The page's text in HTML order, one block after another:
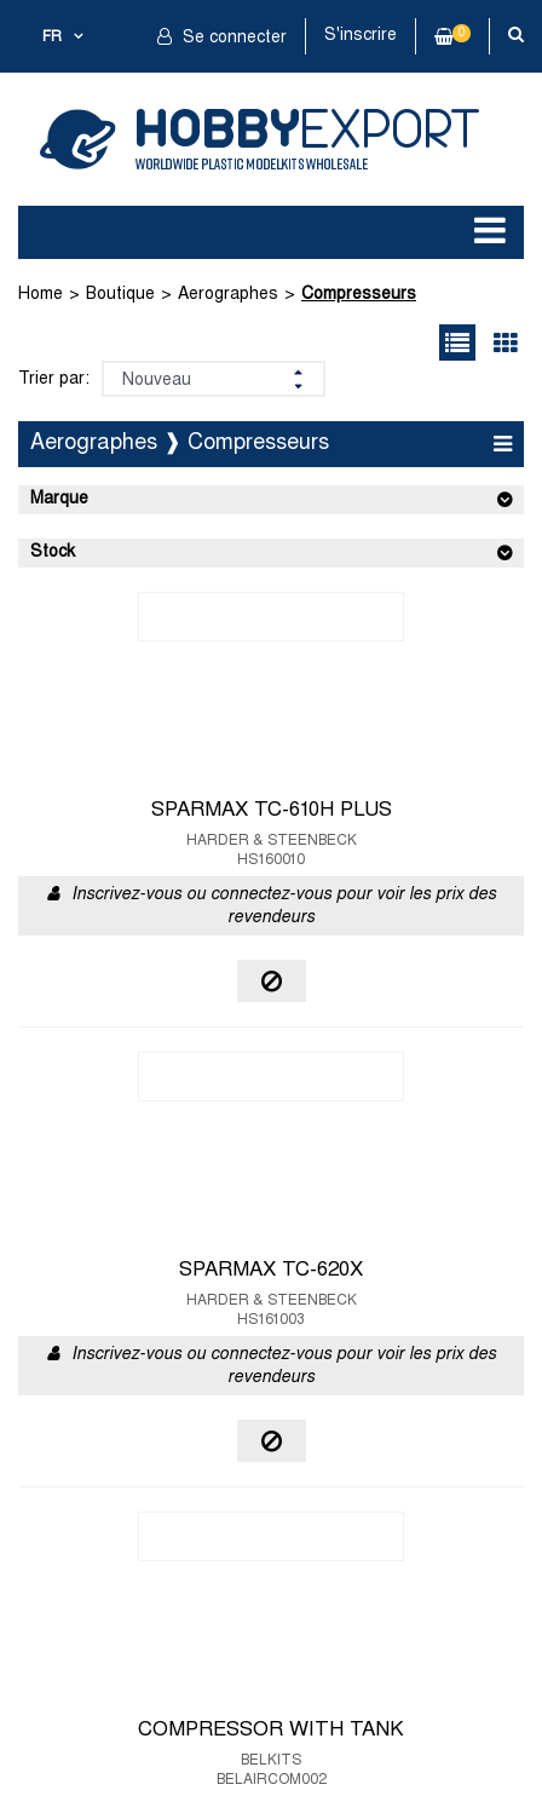
FR Se connecter S'inscrire 0
Home Boutique Aerographes Compresseurs
Trier par:
Aerographes ❱ Compresseurs
Marque
Stock
SPARMAX TC-610H PLUS
HARDER & STEENBECK
HS160010
Inscrivez-vous ou connectez-vous pour voir les prix des
revendeurs
SPARMAX TC-620X
HARDER & STEENBECK
HS161003
Inscrivez-vous ou connectez-vous pour voir les prix des
revendeurs
COMPRESSOR WITH TANK
BELKITS
BELAIRCOM002